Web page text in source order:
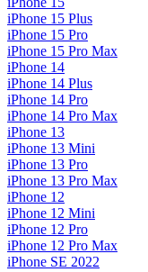
iPhone 15 Plus
iPhone 15 Pro
iPhone 15 Pro Max
iPhone 14
iPhone 14 Plus
iPhone 14 Pro
iPhone 14 Pro Max
iPhone 13
iPhone 13 Mini
iPhone 13 Pro
iPhone 13 Pro Max
iPhone 12
iPhone 12 Mini
iPhone 12 Pro
iPhone 12 Pro Max
iPhone SE 2022